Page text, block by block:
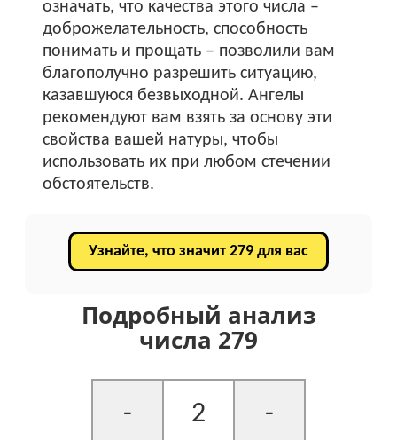
означать, что качества этого числа –
доброжелательность, способность
понимать и прощать – позволили вам
благополучно разрешить ситуацию,
казавшуюся безвыходной. Ангелы
рекомендуют вам взять за основу эти
свойства вашей натуры, чтобы
использовать их при любом стечении
обстоятельств.
Узнайте, что значит 279 для вас
Подробный анализ
числа 279
- 2 -